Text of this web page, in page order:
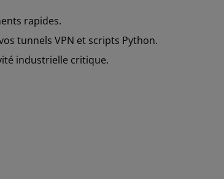
rapides.
tunnels VPN et scripts Python.
industrielle critique.